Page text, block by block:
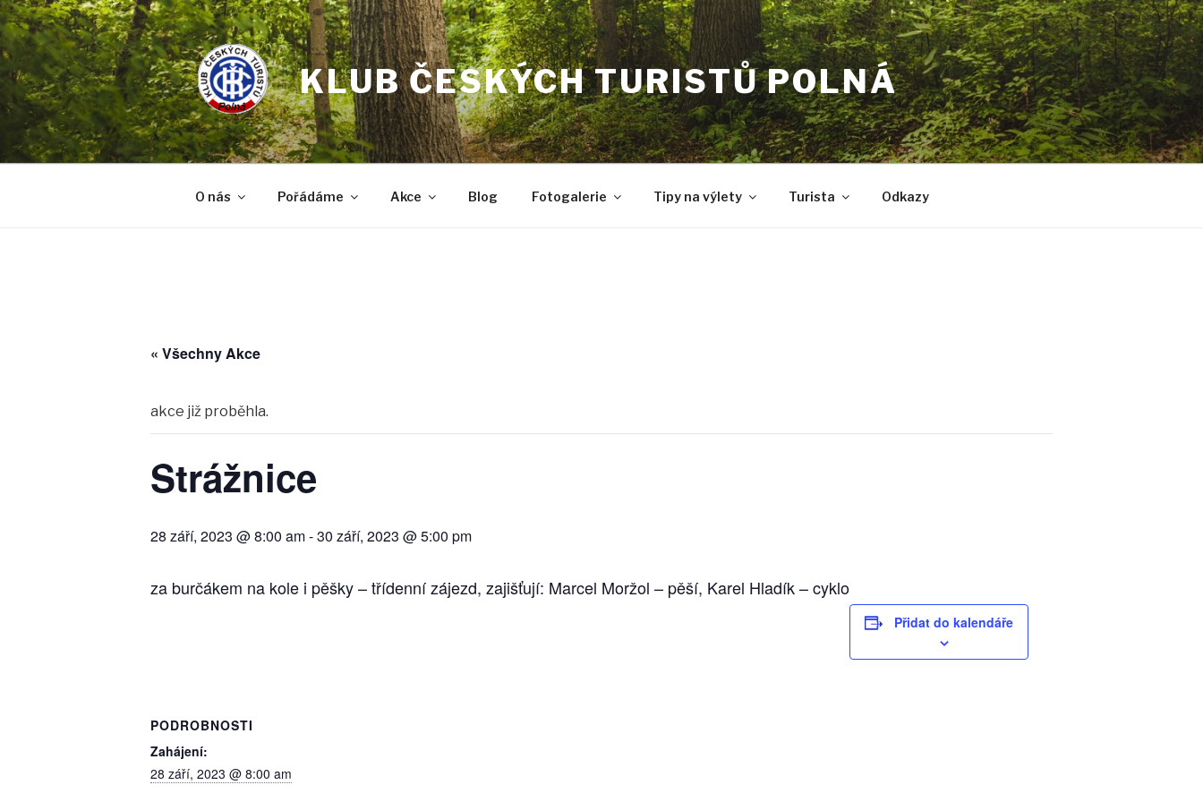
Přejít
k
obsahu
webu
KLUB ČESKÝCH TURISTŮ POLNÁ
O nás Pořádáme Akce Blog Fotogalerie Tipy na výlety Turista Odkazy
« Všechny Akce
akce již proběhla.
Strážnice
28 září, 2023 @ 8:00 am-30 září, 2023 @ 5:00 pm
za burčákem na kole i pěšky – třídenní zájezd, zajišťují: Marcel Moržol – pěší, Karel Hladík – cyklo
Přidat do kalendáře
PODROBNOSTI
Zahájení:
28 září, 2023 @ 8:00 am